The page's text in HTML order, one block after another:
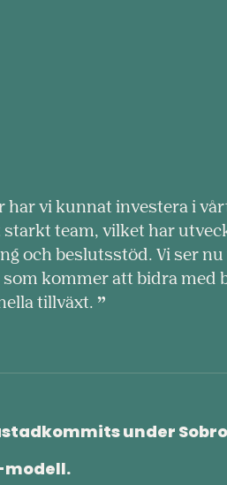
har vi kunnat investera i
team, vilket har
och beslutsstöd. Vi ser
som kommer att bidra med
tillväxt.
under
modell.